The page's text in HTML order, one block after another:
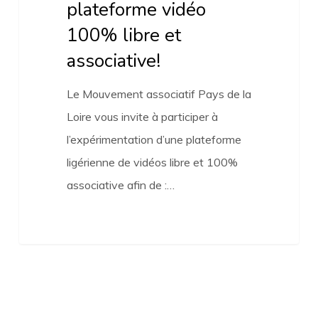
plateforme vidéo
100% libre et
associative!
Le Mouvement associatif Pays de la
Loire vous invite à participer à
l’expérimentation d’une plateforme
ligérienne de vidéos libre et 100%
associative afin de :…